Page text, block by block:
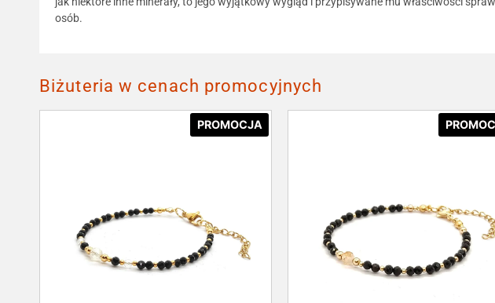
osób.
Biżuteria w cenach promocyjnych
PROMOCJA